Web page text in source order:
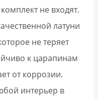
не входят.
латуни
не теряет
к царапинам
от коррозии.
интерьер в